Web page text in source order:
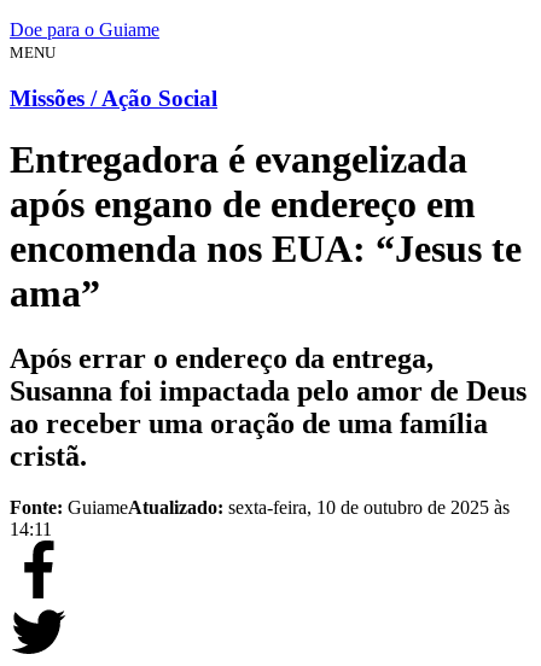
Doe para o Guiame
MENU
Missões / Ação Social
Entregadora é evangelizada
após engano de endereço em
encomenda nos EUA: “Jesus te
ama”
Após errar o endereço da entrega,
Susanna foi impactada pelo amor de Deus
ao receber uma oração de uma família
cristã.
Fonte: GuiameAtualizado: sexta-feira, 10 de outubro de 2025 às
14:11